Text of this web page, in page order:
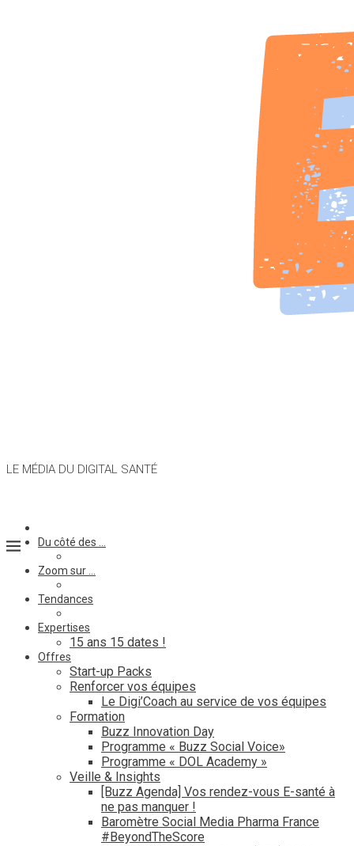
LE MÉDIA DU DIGITAL SANTÉ
Du côté des …
Zoom sur …
Tendances
Expertises
15 ans 15 dates !
Offres
Start-up Packs
Renforcer vos équipes
Le Digi’Coach au service de vos équipes
Formation
Buzz Innovation Day
Programme « Buzz Social Voice»
Programme « DOL Academy »
Veille & Insights
[Buzz Agenda] Vos rendez-vous E-santé à
ne pas manquer !
Baromètre Social Media Pharma France
#BeyondTheScore